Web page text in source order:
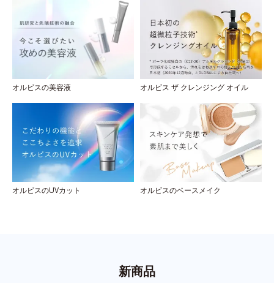
オルビスの美容液 オルビス ザ クレンジング オイル
オルビスのUVカット オルビスのベースメイク
新商品